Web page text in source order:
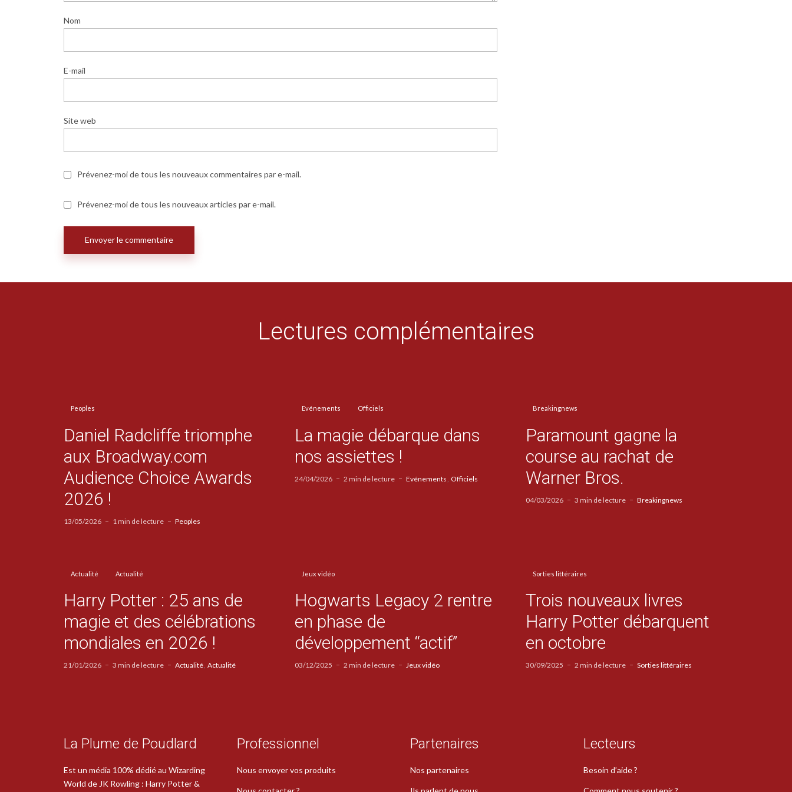
Nom
E-mail
Site web
Prévenez-moi de tous les nouveaux commentaires par e-mail.
Prévenez-moi de tous les nouveaux articles par e-mail.
Lectures complémentaires
Peoples
Daniel Radcliffe triomphe
aux Broadway.com
Audience Choice Awards
2026 !
13/05/2026 1 min de lecture Peoples
Evénements Officiels
La magie débarque dans
nos assiettes !
24/04/2026 2 min de lecture Evénements Officiels
Breakingnews
Paramount gagne la
course au rachat de
Warner Bros.
04/03/2026 3 min de lecture Breakingnews
Actualité Actualité
Harry Potter : 25 ans de
magie et des célébrations
mondiales en 2026 !
21/01/2026 3 min de lecture Actualité Actualité
Jeux vidéo
Hogwarts Legacy 2 rentre
en phase de
développement “actif”
03/12/2025 2 min de lecture Jeux vidéo
Sorties littéraires
Trois nouveaux livres
Harry Potter débarquent
en octobre
30/09/2025 2 min de lecture Sorties littéraires
La Plume de Poudlard
Est un média 100% dédié au Wizarding
World de JK Rowling : Harry Potter &
Professionnel
Nous envoyer vos produits
Partenaires
Nos partenaires
Lecteurs
Besoin d’aide ?